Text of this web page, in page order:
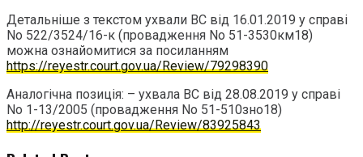
Детальніше з текстом ухвали ВС від 16.01.2019 у справі
No 522/3524/16-к (провадження No 51-3530км18)
можна ознайомитися за посиланням
https://reyestr.court.gov.ua/Review/79298390
Аналогічна позиція: – ухвала ВС від 28.08.2019 у справі
No 1-13/2005 (провадження No 51-510зно18)
http://reyestr.court.gov.ua/Review/83925843